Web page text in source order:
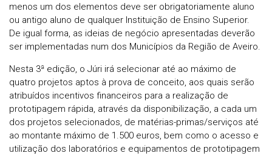
menos um dos elementos deve ser obrigatoriamente aluno
ou antigo aluno de qualquer Instituição de Ensino Superior.
De igual forma, as ideias de negócio apresentadas deverão
ser implementadas num dos Municípios da Região de Aveiro.
Nesta 3ª edição, o Júri irá selecionar até ao máximo de
quatro projetos aptos à prova de conceito, aos quais serão
atribuídos incentivos financeiros para a realização de
prototipagem rápida, através da disponibilização, a cada um
dos projetos selecionados, de matérias-primas/serviços até
ao montante máximo de 1.500 euros, bem como o acesso e
utilização dos laboratórios e equipamentos de prototipagem